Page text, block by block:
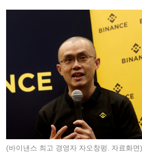
(바이낸스 최고 경영자 자오창펑. 자료화면)